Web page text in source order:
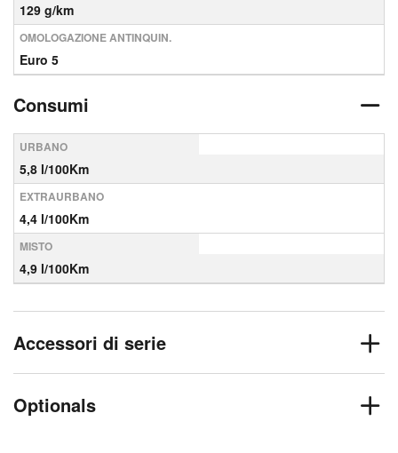
129 g/km
OMOLOGAZIONE ANTINQUIN.
Euro 5
Consumi
URBANO
5,8 l/100Km
EXTRAURBANO
4,4 l/100Km
MISTO
4,9 l/100Km
Accessori di serie
Optionals